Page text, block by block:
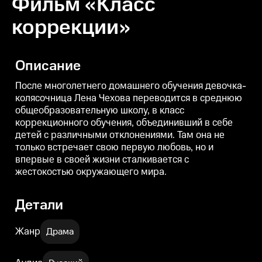
коррекции»
Описание
После многолетнего домашнего обучения девочка-
колясочница Лена Чехова переводится в среднюю
общеобразовательную школу, в класс
коррекционного обучения, объединивший в себе
детей с различными отклонениями. Там она не
только встречает свою первую любовь, но и
впервые в своей жизни сталкивается с
жестокостью окружающего мира.
Детали
Жанр Драма